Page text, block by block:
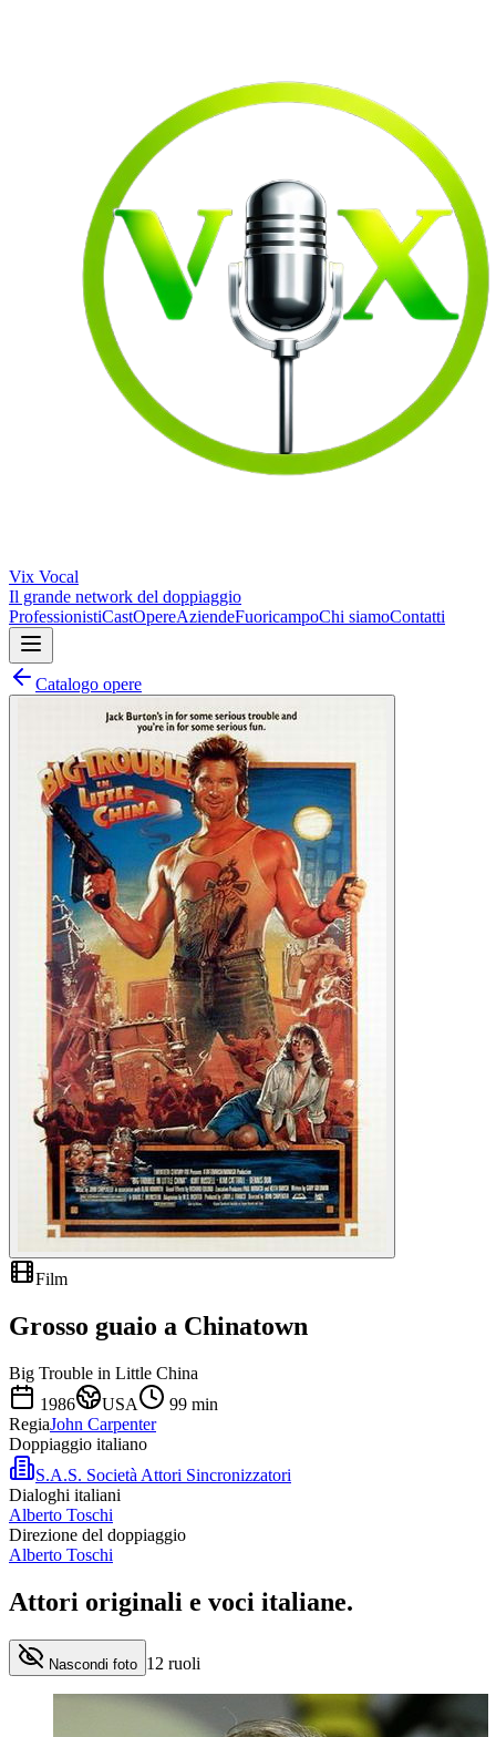
Vix Vocal
Il grande network del doppiaggio
ProfessionistiCastOpereAziendeFuoricampoChi siamoContatti
Catalogo opere
Film
Grosso guaio a Chinatown
Big Trouble in Little China
1986
USA 99 min
RegiaJohn Carpenter
Doppiaggio italiano
S.A.S. Società Attori Sincronizzatori
Dialoghi italiani
Alberto Toschi
Direzione del doppiaggio
Alberto Toschi
Attori originali e voci italiane.
Nascondi foto 12 ruoli